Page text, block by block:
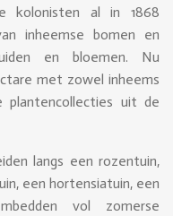
kolonisten al in 1868
inheemse bomen en
en bloemen. Nu
met zowel inheems
plantencollecties uit de
langs een rozentuin,
een hortensiatuin, een
vol zomerse